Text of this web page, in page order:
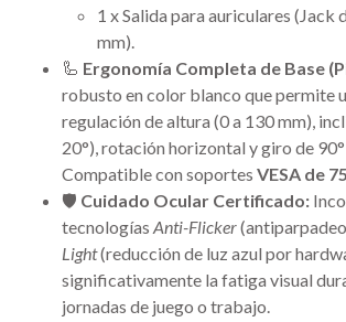
1 x Salida para auriculares (Jack
mm).
🦾 Ergonomía Completa de Base
robusto en color blanco que permite
regulación de altura (0 a 130 mm),
20°), rotación horizontal y giro de
Compatible con soportes VESA de
🛡️ Cuidado Ocular Certificado:
tecnologías Anti-Flicker
Light(reducción de luz azul por
significativamente la fatiga visual
jornadas de juego o trabajo.